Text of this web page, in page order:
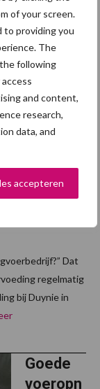
of your screen.
to providing you
The
following
and content,
research,
data, and
accepteren
...Lees meer
“Brijvoer
en
interess
ant
vier- a
vijfduize
Dat
regelmatig
bij Duynie in
Goede
voeropn